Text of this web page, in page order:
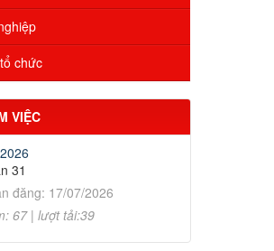
chức
VIỆC
31
đăng: 17/07/2026
67 | lượt tải:39